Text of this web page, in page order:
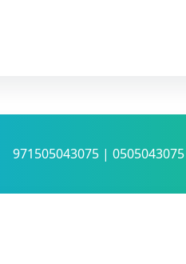
0505043075 | 971505043075